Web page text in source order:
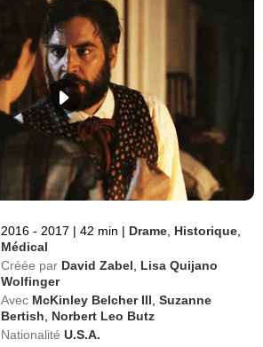
2016 - 2017 | 42 min | Drame Historique
Médical
Créée par David Zabel
Lisa Quijano
Wolfinger
Avec McKinley Belcher III ,Suzanne
Bertish
Norbert Leo Butz
Nationalité U.S.A.